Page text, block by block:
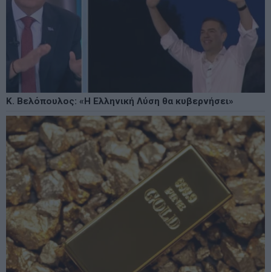
Κ. Βελόπουλος: «Η Ελληνική Λύση θα κυβερνήσει»